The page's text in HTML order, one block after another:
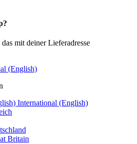
das mit deiner Lieferadresse
(English)
International (English)
Britain